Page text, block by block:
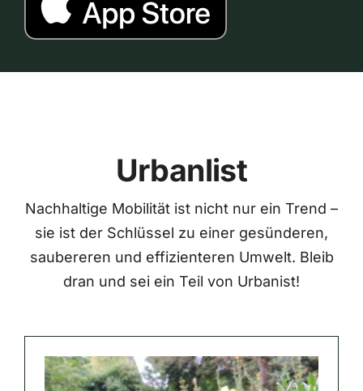
Urbanlist
Nachhaltige Mobilität ist nicht nur ein Trend –
sie ist der Schlüssel zu einer gesünderen,
saubereren und effizienteren Umwelt. Bleib
dran und sei ein Teil von Urbanist!